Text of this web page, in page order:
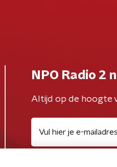
NPO Radio 2
Altijd op de hoogte